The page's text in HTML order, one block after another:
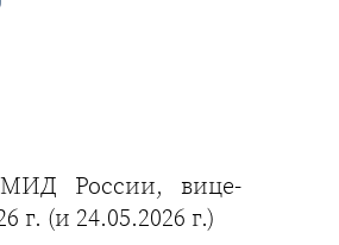
МИД России, вице-
(и 24.05.2026 г.)